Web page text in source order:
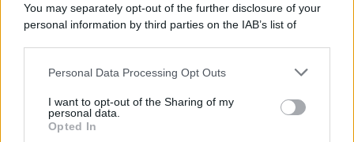
You may separately opt-out of the further disclosure of your
personal information by third parties on the IAB’s list of
This information may also be disclosed by us to third parties
disclose it to other third parties.
Please note that this website/app uses one or more Google
Personal Data Processing Opt Outs
I want to opt-out of the Sharing of my
personal data.
Opted In